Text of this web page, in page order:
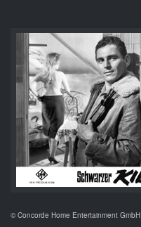
© Concorde Home Entertainment GmbH